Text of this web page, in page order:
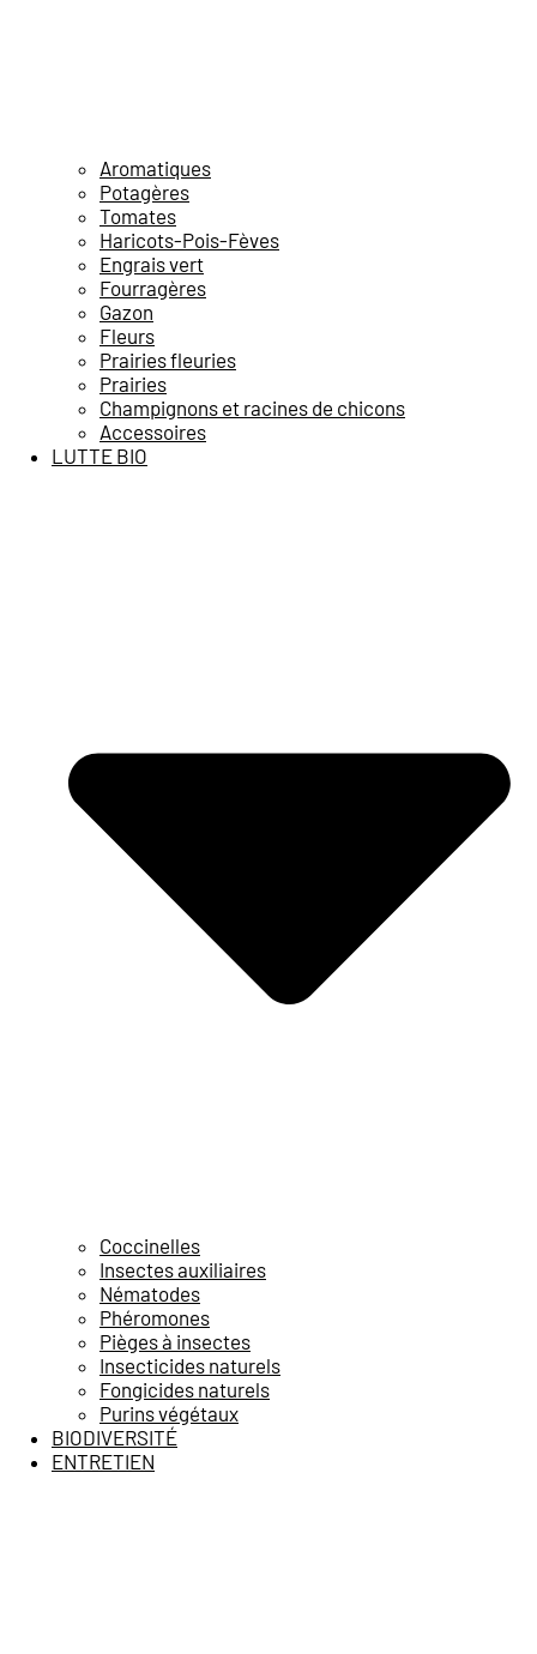
Aromatiques
Potagères
Tomates
Haricots-Pois-Fèves
Engrais vert
Fourragères
Gazon
Fleurs
Prairies fleuries
Prairies
Champignons et racines de chicons
Accessoires
LUTTE BIO
Coccinelles
Insectes auxiliaires
Nématodes
Phéromones
Pièges à insectes
Insecticides naturels
Fongicides naturels
Purins végétaux
BIODIVERSITÉ
ENTRETIEN